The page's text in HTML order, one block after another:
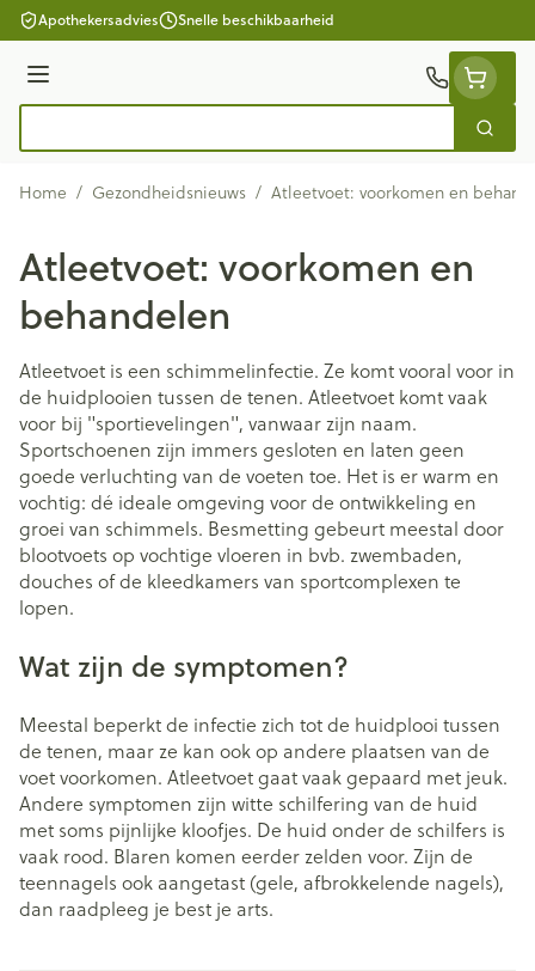
Ga naar de inhoud
Apothekersadvies Snelle beschikbaarheid
Menu
Zoek
Home / Gezondheidsnieuws / Atleetvoet: voorkomen en
Atleetvoet: voorkomen en
behandelen
Atleetvoet is een schimmelinfectie. Ze komt vooral voor in
de huidplooien tussen de tenen. Atleetvoet komt vaak
voor bij "sportievelingen", vanwaar zijn naam.
Sportschoenen zijn immers gesloten en laten geen
goede verluchting van de voeten toe. Het is er warm en
vochtig: dé ideale omgeving voor de ontwikkeling en
groei van schimmels. Besmetting gebeurt meestal door
blootvoets op vochtige vloeren in bvb. zwembaden,
douches of de kleedkamers van sportcomplexen te
lopen.
Wat zijn de symptomen?
Meestal beperkt de infectie zich tot de huidplooi tussen
de tenen, maar ze kan ook op andere plaatsen van de
voet voorkomen. Atleetvoet gaat vaak gepaard met jeuk.
Andere symptomen zijn witte schilfering van de huid
met soms pijnlijke kloofjes. De huid onder de schilfers is
vaak rood. Blaren komen eerder zelden voor. Zijn de
teennagels ook aangetast (gele, afbrokkelende nagels),
dan raadpleeg je best je arts.